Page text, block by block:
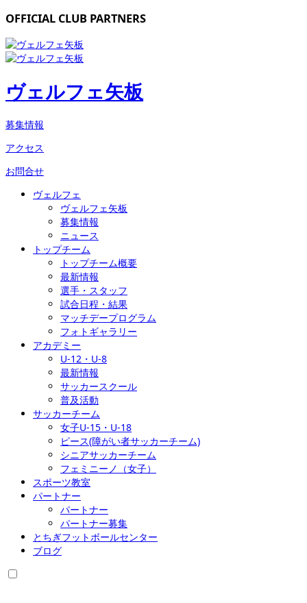
OFFICIAL CLUB PARTNERS
ヴェルフェ矢板
募集情報
アクセス
お問合せ
ヴェルフェ
ヴェルフェ矢板
募集情報
ニュース
トップチーム
トップチーム概要
最新情報
選手・スタッフ
試合日程・結果
マッチデープログラム
フォトギャラリー
アカデミー
U-12・U-8
最新情報
サッカースクール
普及活動
サッカーチーム
女子U-15・U-18
ピース(障がい者サッカーチーム)
シニアサッカーチーム
フェミニーノ（女子）
スポーツ教室
パートナー
パートナー
パートナー募集
とちぎフットボールセンター
ブログ